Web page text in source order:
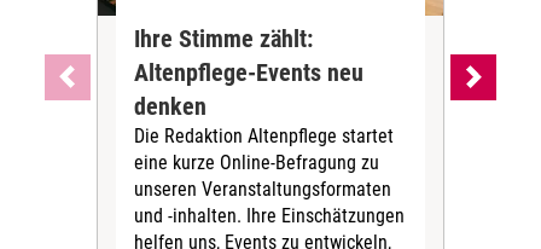
Ihre Stimme zählt:
Altenpflege-Events neu
denken
Die Redaktion Altenpflege startet
eine kurze Online-Befragung zu
unseren Veranstaltungsformaten
und -inhalten. Ihre Einschätzungen
helfen uns, Events zu entwickeln,